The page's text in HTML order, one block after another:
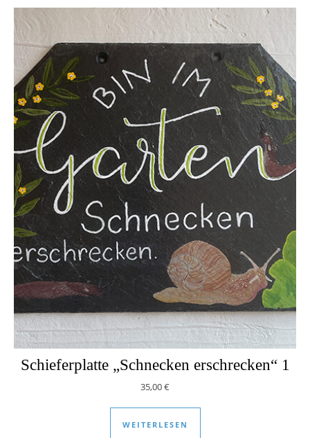
Schieferplatte „Schnecken erschrecken“ 1
35,00€
WEITERLESEN